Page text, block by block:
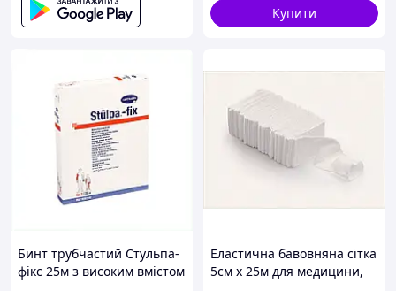
Купити
Бинт трубчастий Стульпа-
фікс 25м з високим вмістом
Еластична бавовняна сітка
5см х 25м для медицини,